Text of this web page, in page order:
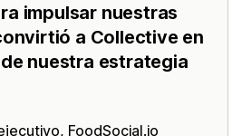
impulsar nuestras
a Collective en
nuestra estrategia
FoodSocial.io